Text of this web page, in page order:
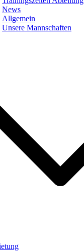
News
Allgemein
Unsere Mannschaften